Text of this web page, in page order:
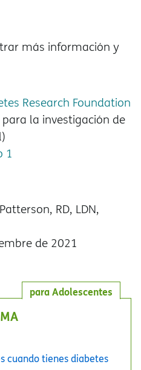
más información y
Research Foundation
para la investigación de
1
RD, LDN,
de 2021
para Adolescentes
cuando tienes diabetes